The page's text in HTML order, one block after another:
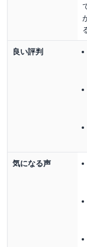
良い評判
気になる声